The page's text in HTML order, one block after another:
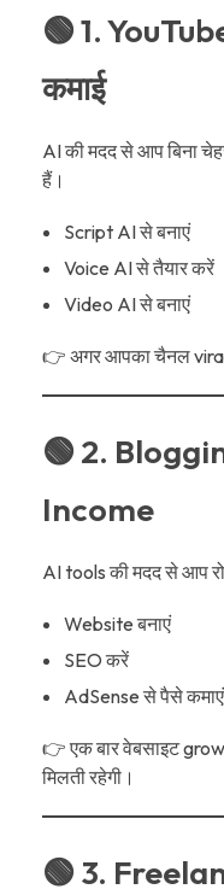
🟢 1.
कमाई
AI की मदद से आप बिना
हैं।
Script AI से बनाएं
Voice AI से तैयार करें
Video AI से बनाएं
👉 अगर आपका चैनल viral
🟢 2.
Income
AI tools की मदद से आप
Website बनाएं
SEO करें
AdSense से पैसे कमाएं
👉 एक बार वेबसाइट
मिलती रहेगी।
🟢 3.